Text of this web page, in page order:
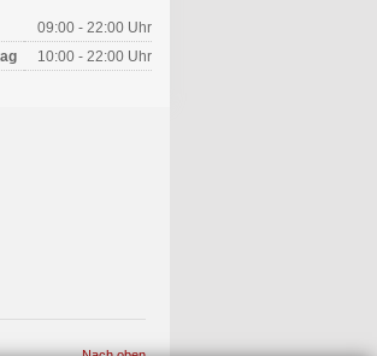
09:00 - 22:00 Uhr
10:00 - 22:00 Uhr